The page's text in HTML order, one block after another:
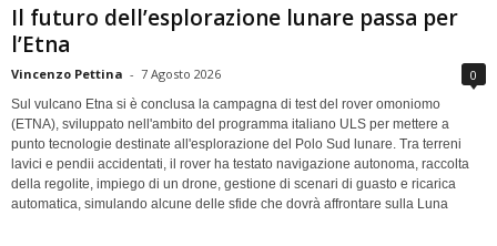
Il futuro dell’esplorazione lunare passa per
l’Etna
Vincenzo Pettina - 7 Agosto 2026 0
Sul vulcano Etna si è conclusa la campagna di test del rover omoniomo
(ETNA), sviluppato nell'ambito del programma italiano ULS per mettere a
punto tecnologie destinate all'esplorazione del Polo Sud lunare. Tra terreni
lavici e pendii accidentati, il rover ha testato navigazione autonoma, raccolta
della regolite, impiego di un drone, gestione di scenari di guasto e ricarica
automatica, simulando alcune delle sfide che dovrà affrontare sulla Luna